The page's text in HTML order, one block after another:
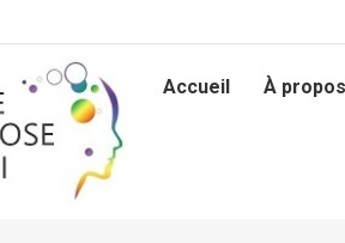
Accueil À
Accueil À